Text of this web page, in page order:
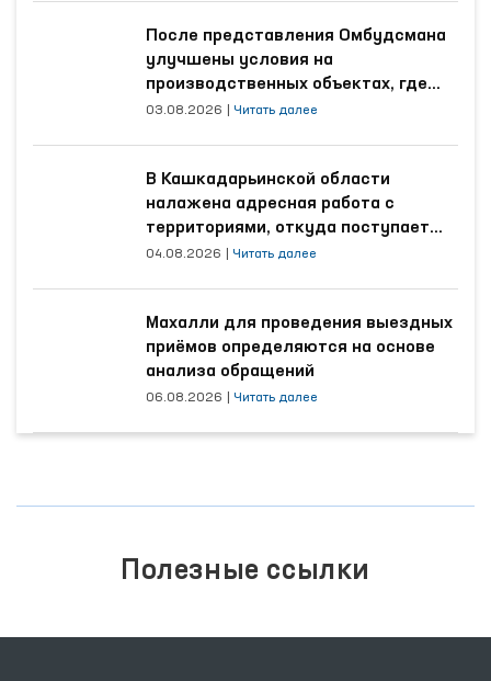
После представления Омбудсмана
улучшены условия на
производственных объектах, где
трудятся осуждённые
03.08.2026 Читать далее
В Кашкадарьинской области
налажена адресная работа с
территориями, откуда поступает
наибольшее количество обращений
04.08.2026 Читать далее
Махалли для проведения выездных
приёмов определяются на основе
анализа обращений
06.08.2026 Читать далее
Полезные ссылки